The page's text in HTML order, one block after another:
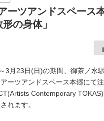
ーツアンドスペース
の身体」
3月23日(日)の期間、御茶ノ水
ーツアンドスペース本郷にて
Contemporary
れます。